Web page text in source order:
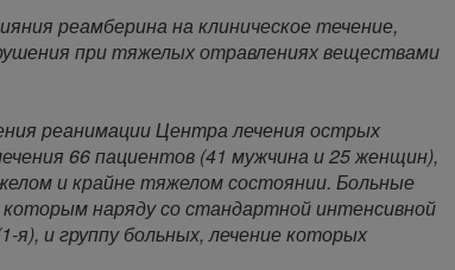
реамберина на клиническое течение,
при тяжелых отравлениях веществами
реанимации Центра лечения острых
66 пациентов (41 мужчина и 25 женщин),
и крайне тяжелом состоянии. Больные
наряду со стандартной интенсивной
я), и группу больных, лечение которых